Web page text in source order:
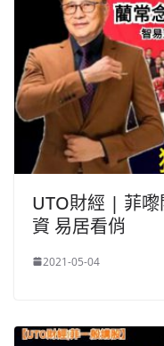
UTO財經 | 菲
資 易居看俏
2021-05-04